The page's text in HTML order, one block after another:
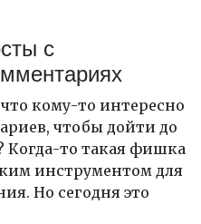
с
кому-то интересно
чтобы дойти до
Когда-то такая фишка
инструментом для
Но сегодня это